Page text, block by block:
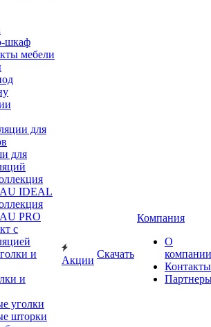
шкаф
мебели
для
для
IDEAL
PRO
с
и
уголки
шторки
Акции
Скачать
Компания
О
компании
Контакты